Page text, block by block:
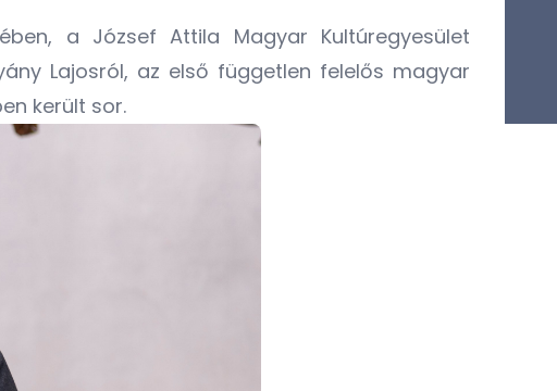
a József Attila Magyar Kultúregyesület
Lajosról, az első független felelős magyar
került sor.